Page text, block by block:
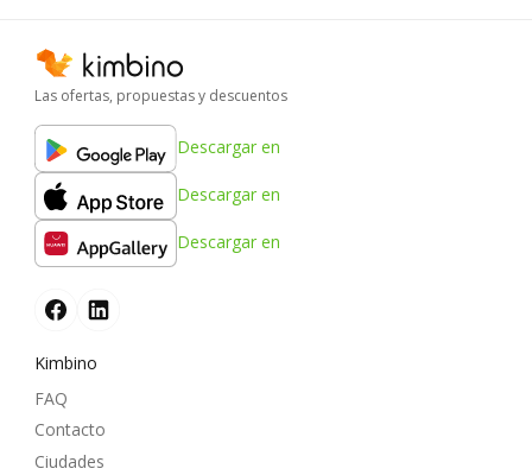
Las ofertas, propuestas y descuentos
Descargar en
Descargar en
Descargar en
Kimbino
FAQ
Contacto
Ciudades